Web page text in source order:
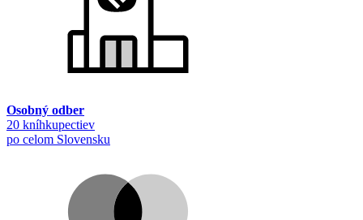
Osobný odber
20 kníhkupectiev
po celom Slovensku